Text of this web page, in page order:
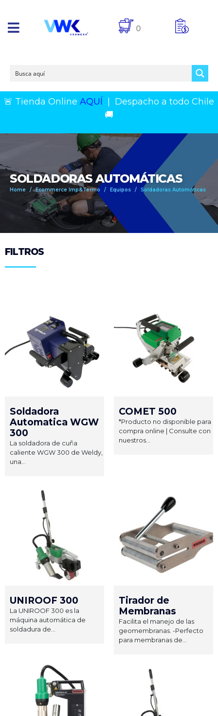
0
🚨 Tienda Online AQUÍ
Despacho a todo Chile
🚚
SOLDADORAS AUTOMÁTICAS
Home Ecommerce Imp&Termo Equipos Soldadoras Automáticas
FILTROS
Soldadora
Automatica WGW
300
La soldadora de cuña
caliente WGW 300 de Weldy,
una...
COMET 500
*Producto no disponible para
compra online | Consulte con
nuestros...
UNIROOF 300
La UNIROOF 300 es la
máquina automática de
soldadura de...
Tirador de
Membranas
Facilita el manejo de las
geomembranas. -Perfecto
para membranas de...